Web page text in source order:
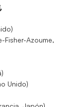
Fisher-Azoume,
Unido)